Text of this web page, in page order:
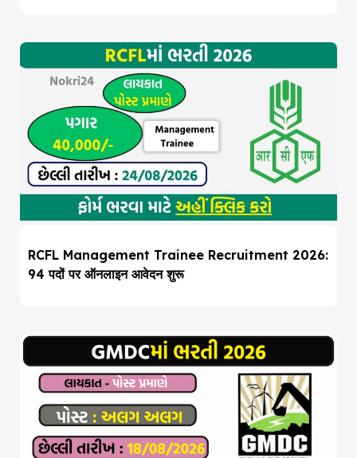
RCFL Management Trainee Recruitment 2026:
94 पदों पर ऑनलाइन आवेदन शुरू